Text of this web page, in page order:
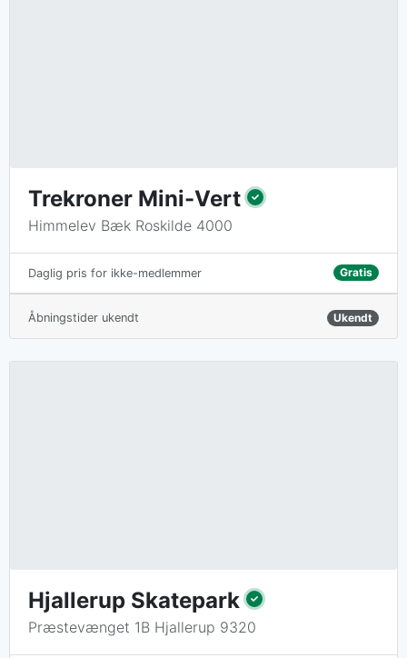
Trekroner Mini-Vert
Himmelev Bæk Roskilde 4000
Daglig pris for ikke-medlemmer Gratis
Åbningstider ukendt Ukendt
Hjallerup Skatepark
Præstevænget 1B Hjallerup 9320